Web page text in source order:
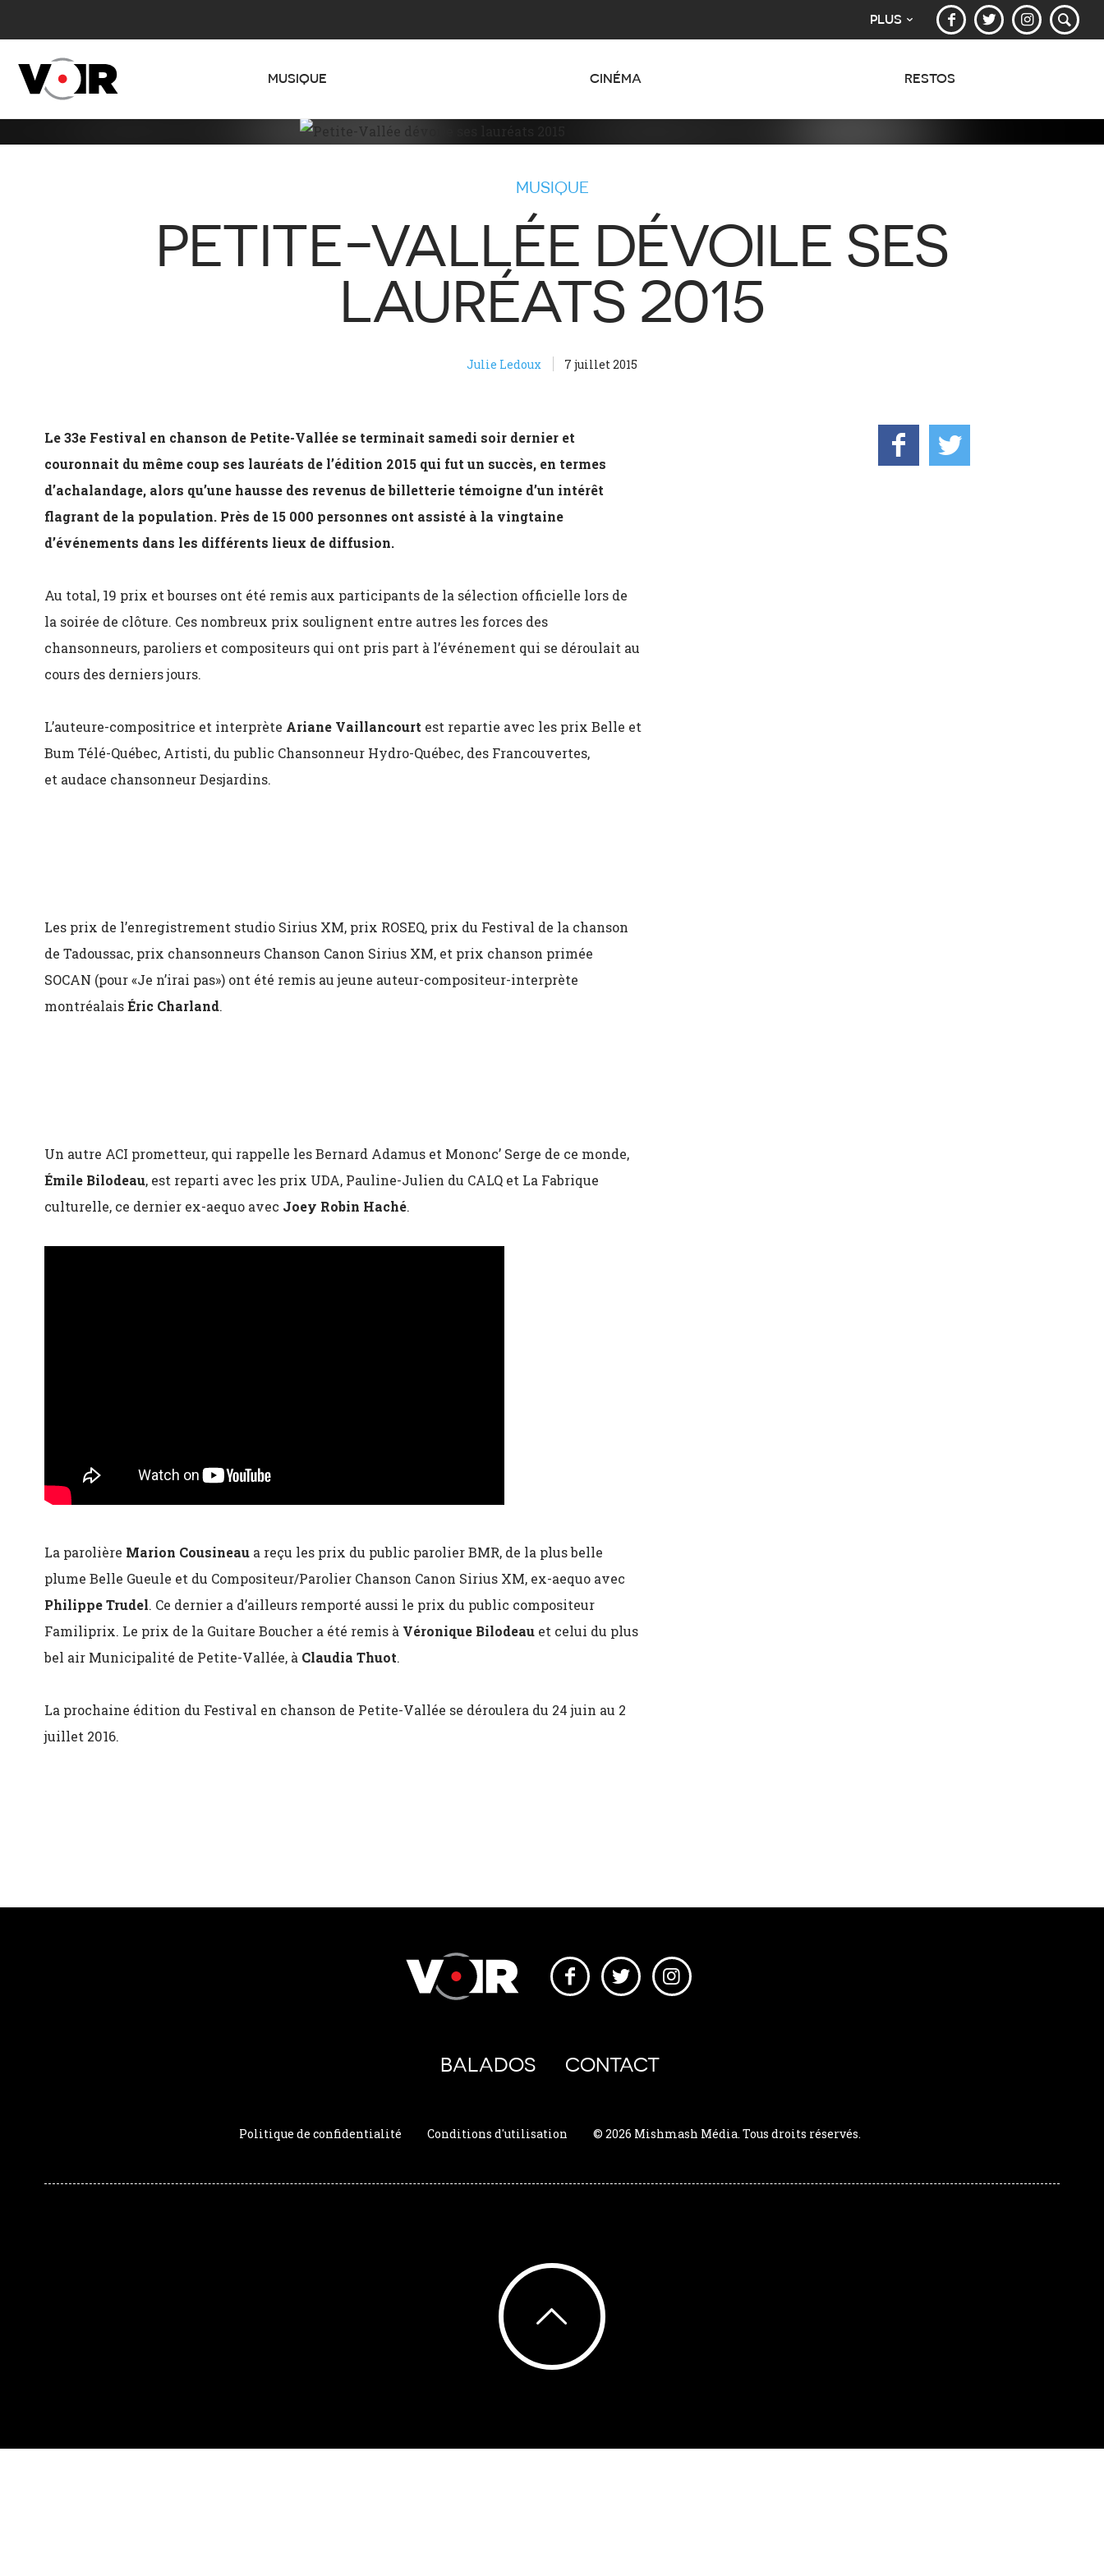
PLUS
MUSIQUE CINÉMA RESTOS
MUSIQUE
PETITE-VALLÉE DÉVOILE SES
LAURÉATS 2015
Julie Ledoux 7 juillet 2015
Le 33e Festival en chanson de Petite-Vallée se terminait samedi soir dernier et
couronnait du même coup ses lauréats de l’édition 2015 qui fut un succès, en termes
d’achalandage, alors qu’une hausse des revenus de billetterie témoigne d’un intérêt
flagrant de la population. Près de 15 000 personnes ont assisté à la vingtaine
d’événements dans les différents lieux de diffusion.
Au total, 19 prix et bourses ont été remis aux participants de la sélection officielle lors de
la soirée de clôture. Ces nombreux prix soulignent entre autres les forces des
chansonneurs, paroliers et compositeurs qui ont pris part à l’événement qui se déroulait au
cours des derniers jours.
L’auteure-compositrice et interprète Ariane Vaillancourt est repartie avec les prix Belle et
Bum Télé-Québec, Artisti, du public Chansonneur Hydro-Québec, des Francouvertes,
et audace chansonneur Desjardins.
Les prix de l’enregistrement studio Sirius XM, prix ROSEQ, prix du Festival de la chanson
de Tadoussac, prix chansonneurs Chanson Canon Sirius XM, et prix chanson primée
SOCAN (pour «Je n’irai pas») ont été remis au jeune auteur-compositeur-interprète
montréalaisÉric Charland.
Un autre ACI prometteur, qui rappelle les Bernard Adamus et Mononc’ Serge de ce monde,
Émile Bilodeau, est reparti avec les prix UDA, Pauline-Julien du CALQ et La Fabrique
culturelle, ce dernier ex-aequo avec Joey Robin Haché.
La parolière Marion Cousineaua reçu les prix du public parolier BMR, de la plus belle
plume Belle Gueule et du Compositeur/Parolier Chanson Canon Sirius XM, ex-aequo avec
Philippe Trudel. Ce dernier a d’ailleurs remporté aussi le prix du public compositeur
Familiprix. Le prix de la Guitare Boucher a été remis à Véronique Bilodeauet celui du plus
bel air Municipalité de Petite-Vallée, à Claudia Thuot.
La prochaine édition du Festival en chanson de Petite-Vallée se déroulera du 24 juin au 2
juillet 2016.
BALADOS CONTACT
Politique de confidentialité Conditions d'utilisation © 2026 Mishmash Média. Tous droits réservés.